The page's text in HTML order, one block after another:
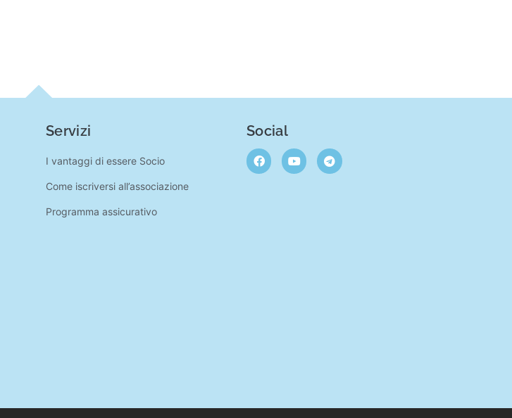
Servizi
I vantaggi di essere Socio
Come iscriversi all’associazione
Programma assicurativo
Social